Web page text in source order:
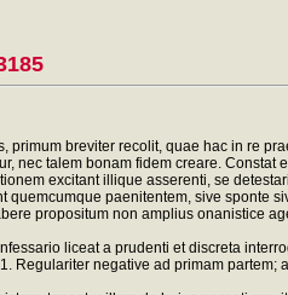
breviter recolit, quae hac in re
nec talem bonam fidem creare.
excitant illique asserenti, se
paenitentem, sive sponte
propositum non amplius onanistice
liceat a prudenti et discreta
Regulariter negative ad primam partem;